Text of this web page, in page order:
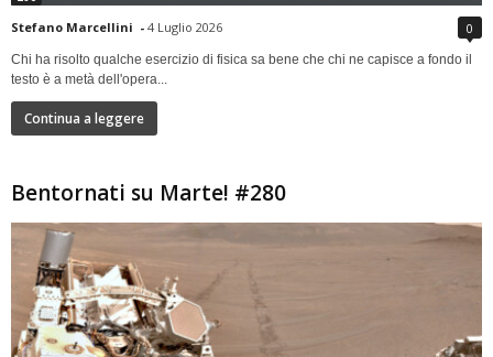
Stefano Marcellini - 4 Luglio 2026 0
Chi ha risolto qualche esercizio di fisica sa bene che chi ne capisce a fondo il
testo è a metà dell'opera...
Continua a leggere
Bentornati su Marte! #280